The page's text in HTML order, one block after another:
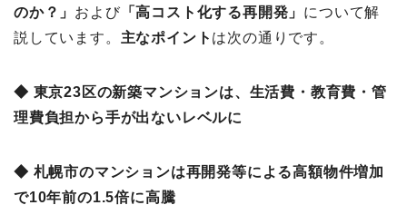
のか？ 」 および「高コスト化する再開発」 について解
説しています。 主なポイント は次の通りです。
◆ 東京23区の新築マンションは、生活費・教育費・管
理費負担から手が出ないレベルに
◆ 札幌市のマンションは再開発等による高額物件増加
で10年前の1.5倍に高騰